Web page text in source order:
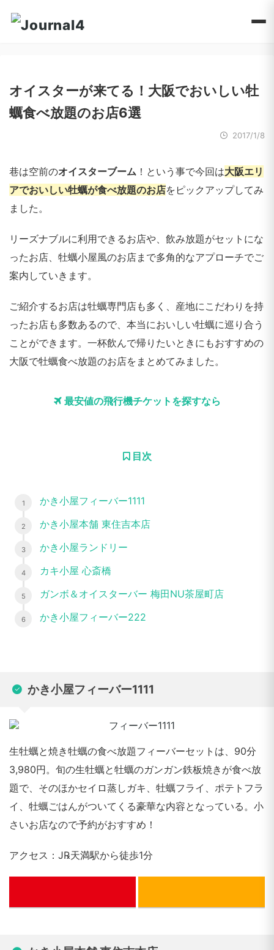
オイスターが来てる！大阪でおいしい牡
蠣食べ放題のお店6選
2017/1/8
巷は空前のオイスターブーム ！という事で今回は大阪エリ
アでおいしい牡蠣が食べ放題のお店をピックアップしてみ
ました。
リーズナブルに利用できるお店や、飲み放題がセットにな
ったお店、牡蠣小屋風のお店まで多角的なアプローチでご
案内していきます。
ご紹介するお店は牡蠣専門店も多く、産地にこだわりを持
ったお店も多数あるので、本当においしい牡蠣に巡り合う
ことができます。一杯飲んで帰りたいときにもおすすめの
大阪で牡蠣食べ放題のお店をまとめてみました。
最安値の飛行機チケットを探すなら
目次
かき小屋フィーバー1111
かき小屋本舗 東住吉本店
かき小屋ランドリー
カキ小屋 心斎橋
ガンボ＆オイスターバー 梅田NU茶屋町店
かき小屋フィーバー222
かき小屋フィーバー1111
生牡蠣と焼き牡蠣の食べ放題フィーバーセットは、90分
3,980円。旬の生牡蠣と牡蠣のガンガン鉄板焼きが食べ放
題で、そのほかセイロ蒸しガキ、牡蠣フライ、ポテトフラ
イ、牡蠣ごはんがついてくる豪華な内容となっている。小
さいお店なので予約がおすすめ！
アクセス：J℞天満駅から徒歩1分